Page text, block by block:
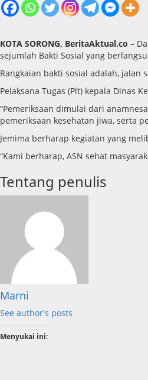
KOTA SORONG, BeritaAktual.co –
sejumlah Bakti Sosial yang
Rangkaian bakti sosial adalah, jalan
Pelaksana Tugas (Plt) kepala Dinas
“Pemeriksaan dimulai dari
pemeriksaan kesehatan jiwa, serta
Jemima berharap kegiatan yang
“Kami berharap, ASN sehat
Tentang penulis
Marni
See author's posts
Menyukai ini: